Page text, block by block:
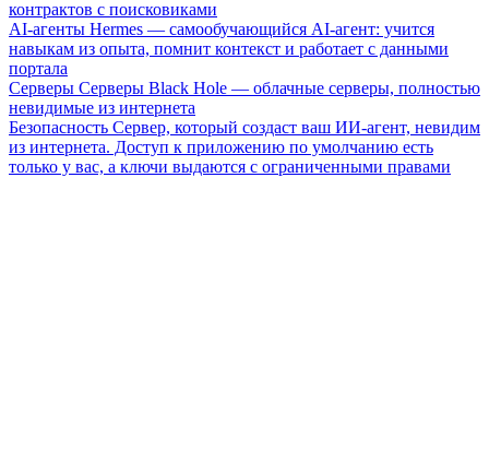
контрактов с поисковиками
AI-агенты Hermes — самообучающийся AI-агент: учится
навыкам из опыта, помнит контекст и работает с данными
портала
Серверы Серверы Black Hole — облачные серверы, полностью
невидимые из интернета
Безопасность Сервер, который создаст ваш ИИ-агент, невидим
из интернета. Доступ к приложению по умолчанию есть
только у вас, а ключи выдаются с ограниченными правами